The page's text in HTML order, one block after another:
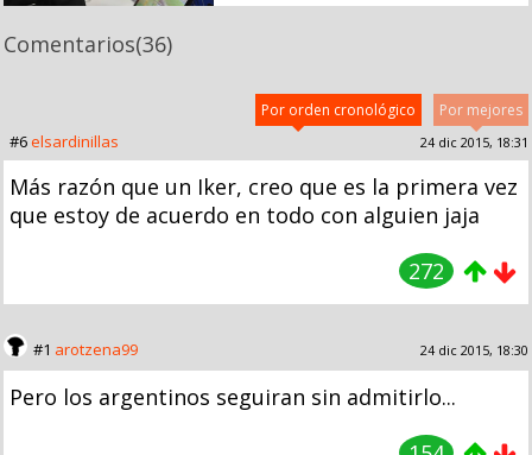
Comentarios(36)
Por mejores
Por orden cronológico
#6elsardinillas 24 dic 2015, 18:31
Más razón que un Iker, creo que es la primera vez
que estoy de acuerdo en todo con alguien jaja
272
#1 arotzena99 24 dic 2015, 18:30
Pero los argentinos seguiran sin admitirlo...